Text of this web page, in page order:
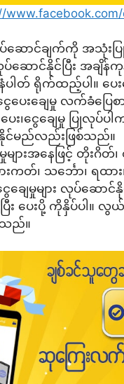
ဆောင်ချက်ကို အသုံးပြု
ာင်နိုင်ပြီး အချိန်
ပါတ် ရိုက်ထည့်ပါ။ ပ
ေပေးချေမှု လက်ခံပြ
ေး၊ငွေချေမှု ပြုလု
င်မည်လည်းဖြစ်သည်။
ျားအနေဖြင့် တိုးဂိတ်
းကတ်၊ သင်္ဘော၊ ရထ
ေချေမှုများ လုပ်ဆေ
ေးပို့ ကိုနှိပ်ပါ။ လွ
သည်။